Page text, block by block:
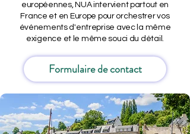
européennes, NUA intervient partout en
France et en Europe pour orchestrer vos
événements d'entreprise avec la même
exigence et le même souci du détail.
Formulaire de contact